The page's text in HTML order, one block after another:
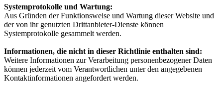
Systemprotokolle und Wartung:
Aus Gründen der Funktionsweise und Wartung dieser Website und
der von ihr genutzten Drittanbieter-Dienste können
Systemprotokolle gesammelt werden.
Informationen, die nicht in dieser Richtlinie enthalten sind:
Weitere Informationen zur Verarbeitung personenbezogener Daten
können jederzeit vom Verantwortlichen unter den angegebenen
Kontaktinformationen angefordert werden.